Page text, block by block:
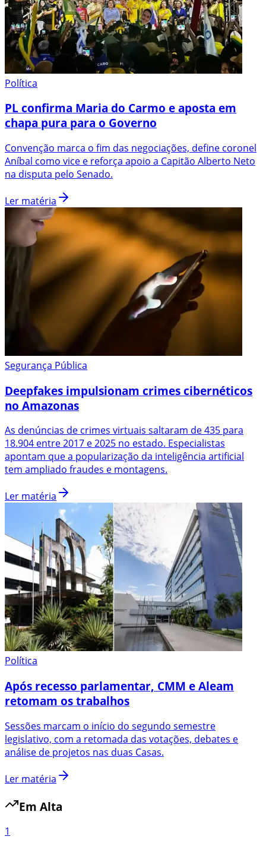
Política
PL confirma Maria do Carmo e aposta em
chapa pura para o Governo
Convenção marca o fim das negociações, define coronel
Aníbal como vice e reforça apoio a Capitão Alberto Neto
na disputa pelo Senado.
Ler matéria
Segurança Pública
Deepfakes impulsionam crimes cibernéticos
no Amazonas
As denúncias de crimes virtuais saltaram de 435 para
18.904 entre 2017 e 2025 no estado. Especialistas
apontam que a popularização da inteligência artificial
tem ampliado fraudes e montagens.
Ler matéria
Política
Após recesso parlamentar, CMM e Aleam
retomam os trabalhos
Sessões marcam o início do segundo semestre
legislativo, com a retomada das votações, debates e
análise de projetos nas duas Casas.
Ler matéria
Em Alta
1